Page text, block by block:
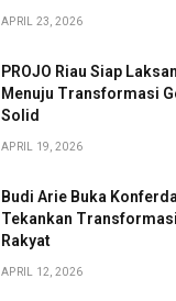
APRIL 23, 2026
PROJO Riau Siap
Menuju Transformasi
Solid
APRIL 19, 2026
Budi Arie Buka
Tekankan
Rakyat
APRIL 12, 2026